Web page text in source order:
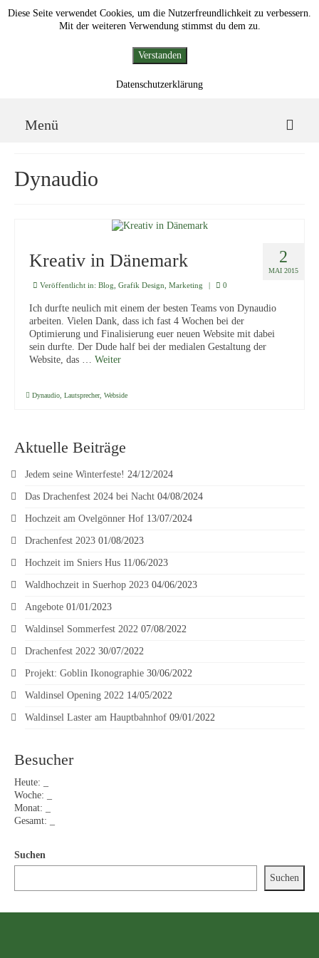
Grafik Design und Fotografie
menu
Menü
Veranstaltungen
Über mich
Kontakt
End
menu
Dynaudio
2
MAI 2015
Kreativ in Dänemark
Veröffentlicht in: Blog Grafik Design Marketing 0
Ich durfte neulich mit einem der besten Teams von Dynaudio
arbeiten. Vielen Dank, dass ich fast 4 Wochen bei der
Optimierung und Finalisierung euer neuen Website mit dabei
sein durfte. Der Dude half bei der medialen Gestaltung der
Website, das … Weiter
Dynaudio, Lautsprecher, Webside
Aktuelle Beiträge
Jedem seine Winterfeste! 24/12/2024
Das Drachenfest 2024 bei Nacht 04/08/2024
Hochzeit am Ovelgönner Hof 13/07/2024
Drachenfest 2023 01/08/2023
Hochzeit im Sniers Hus 11/06/2023
Waldhochzeit in Suerhop 2023 04/06/2023
Angebote 01/01/2023
Waldinsel Sommerfest 2022 07/08/2022
Drachenfest 2022 30/07/2022
Projekt: Goblin Ikonographie 30/06/2022
Waldinsel Opening 2022 14/05/2022
Waldinsel Laster am Hauptbahnhof 09/01/2022
Besucher
Heute:
Woche:
Monat:
Gesamt:
Suchen
Suchen
Diese Seite verwendet Cookies, um die Nutzerfreundlichkeit zu verbessern.
Mit der weiteren Verwendung stimmst du dem zu.
Verstanden
Datenschutzerklärung